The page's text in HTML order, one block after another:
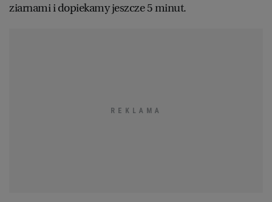
ziarnami i dopiekamy jeszcze 5 minut.